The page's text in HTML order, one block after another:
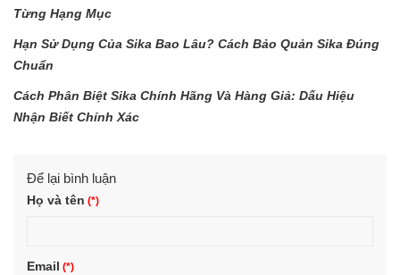
Từng Hạng Mục
Hạn Sử Dụng Của Sika Bao Lâu? Cách Bảo Quản Sika Đúng
Chuẩn
Cách Phân Biệt Sika Chính Hãng Và Hàng Giả: Dấu Hiệu
Nhận Biết Chính Xác
Để lại bình luận
Họ và tên
Email